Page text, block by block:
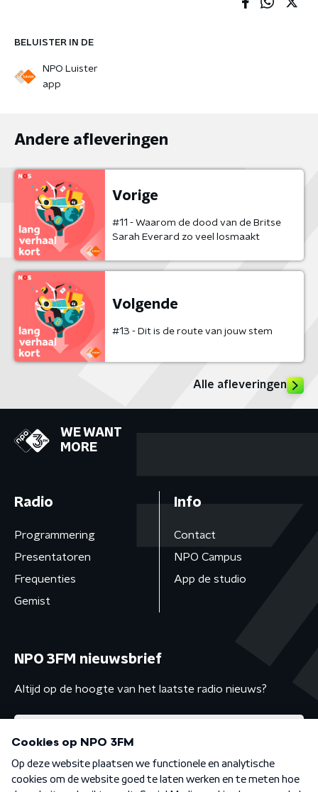
BELUISTER IN DE
NPO Luister
app
Andere afleveringen
Vorige
#11 - Waarom de dood van de Britse
Sarah Everard zo veel losmaakt
Volgende
#13 - Dit is de route van jouw stem
Alle afleveringen
WE WANT
MORE
Radio
Programmering
Presentatoren
Frequenties
Gemist
Info
Contact
NPO Campus
App de studio
NPO 3FM nieuwsbrief
Altijd op de hoogte van het laatste radio nieuws?